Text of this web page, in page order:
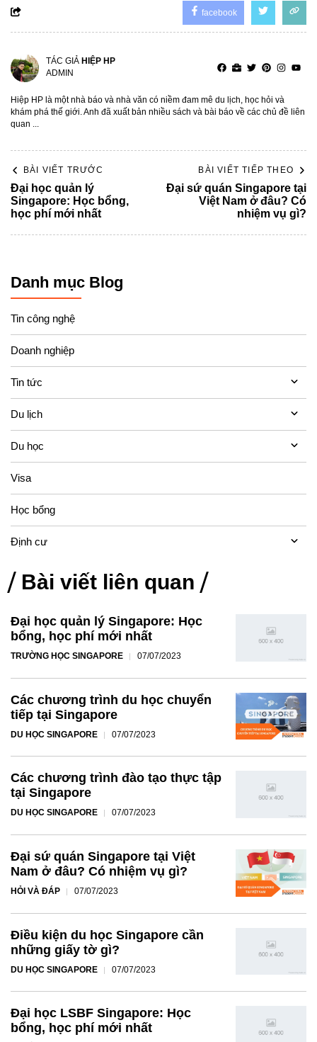
facebook
TÁC GIẢ HIỆP HP
ADMIN
Hiệp HP là một nhà báo và nhà văn có niềm đam mê du lịch, học hỏi và
khám phá thế giới. Anh đã xuất bản nhiều sách và bài báo về các chủ đề liên
quan ...
BÀI VIẾT TRƯỚC
Đại học quản lý
Singapore: Học bổng,
học phí mới nhất
BÀI VIẾT TIẾP THEO
Đại sứ quán Singapore tại
Việt Nam ở đâu? Có
nhiệm vụ gì?
Danh mục Blog
Tin công nghệ
Doanh nghiệp
Tin tức
Du lịch
Du học
Visa
Học bổng
Định cư
Bài viết liên quan
Đại học quản lý Singapore: Học
bổng, học phí mới nhất
TRƯỜNG HỌC SINGAPORE 07/07/2023
Các chương trình du học chuyển
tiếp tại Singapore
DU HỌC SINGAPORE 07/07/2023
Các chương trình đào tạo thực tập
tại Singapore
DU HỌC SINGAPORE 07/07/2023
Đại sứ quán Singapore tại Việt
Nam ở đâu? Có nhiệm vụ gì?
HỎI VÀ ĐÁP 07/07/2023
Điều kiện du học Singapore cần
những giấy tờ gì?
DU HỌC SINGAPORE 07/07/2023
Đại học LSBF Singapore: Học
bổng, học phí mới nhất